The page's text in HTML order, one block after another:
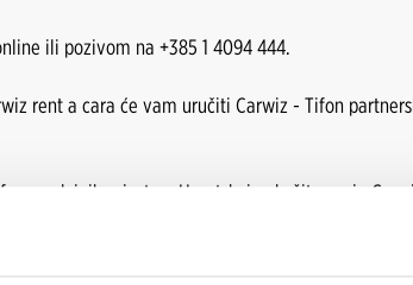
ili pozivom na +385 1 4094 444.
rent a cara će vam uručiti Carwiz - Tifon
prodajnih mjesta u Hrvatskoj pokažite svoju
l goriva.